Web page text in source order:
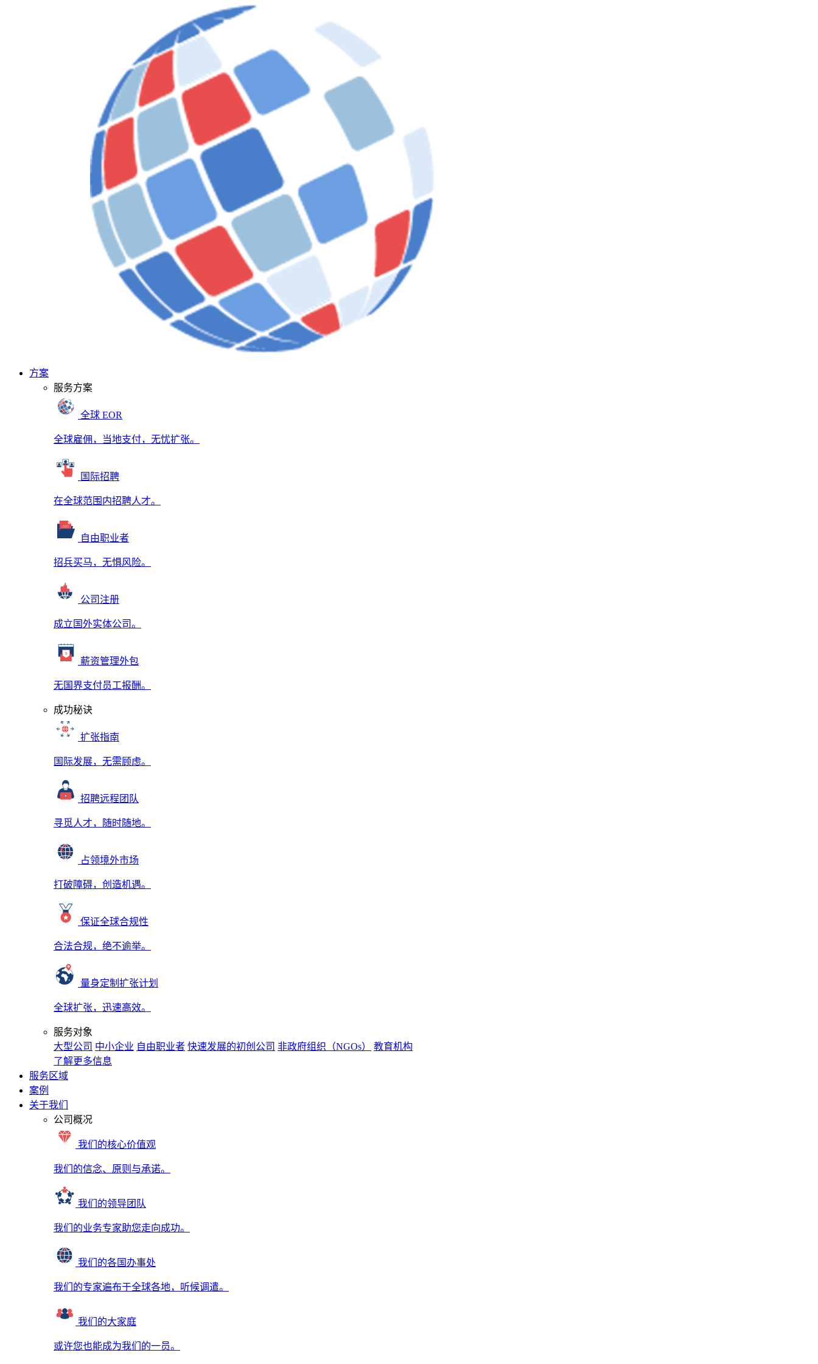
方案
服务方案
全球 EOR
全球雇佣，当地支付，无忧扩张。
国际招聘
在全球范围内招聘人才。
自由职业者
招兵买马，无惧风险。
公司注册
成立国外实体公司。
薪资管理外包
无国界支付员工报酬。
成功秘诀
扩张指南
国际发展，无需顾虑。
招聘远程团队
寻觅人才，随时随地。
占领境外市场
打破障碍，创造机遇。
保证全球合规性
合法合规，绝不逾举。
量身定制扩张计划
全球扩张，迅速高效。
服务对象
大型公司 中小企业 自由职业者 快速发展的初创公司 非政府组织（NGOs）
教育机构
了解更多信息
服务区域
案例
关于我们
公司概况
我们的核心价值观
我们的信念、原则与承诺。
我们的领导团队
我们的业务专家助您走向成功。
我们的各国办事处
我们的专家遍布于全球各地，听候调遣。
我们的大家庭
或许您也能成为我们的一员。